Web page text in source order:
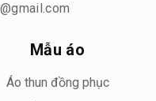
Mẫu áo
Áo thun đồng phục